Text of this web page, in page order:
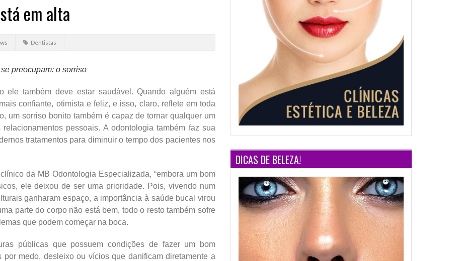
em alta
Dentistas
preocupam: o sorriso
ele também deve estar saudável. Quando alguém está
confiante, otimista e feliz, e isso, claro, reflete em toda
um sorriso bonito também é capaz de tornar qualquer um
pessoais. A odontologia também faz sua
tratamentos para diminuir o tempo dos pacientes nos
da MB Odontologia Especializada, “embora um bom
ele deixou de ser uma prioridade. Pois, vivendo num
ganharam espaço, a importância à saúde bucal virou
parte do corpo não está bem, todo o resto também sofre
que podem começar na boca.
públicas que possuem condições de fazer um bom
medo, desleixo ou vícios que danificam diretamente a
DICAS DE BELEZA!